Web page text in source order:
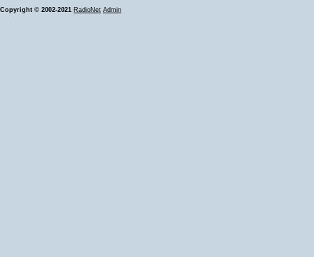
Copyright © 2002-2021 RadioNet Admin